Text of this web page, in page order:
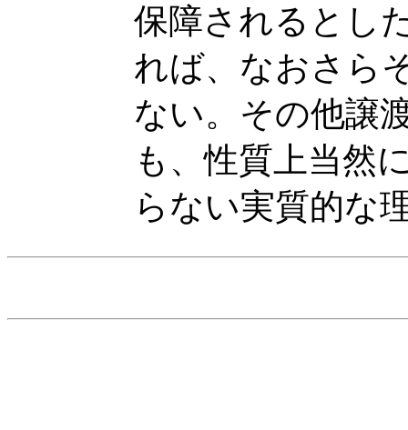
保障されるとし
れば、なおさら
ない。その他譲
も、性質上当然
らない実質的な